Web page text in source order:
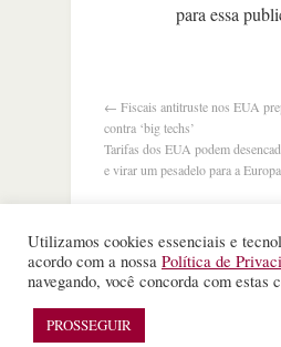
para essa
← Fiscais antitruste nos EUA
contra ‘big techs’
Tarifas dos EUA podem
e virar um pesadelo para a Europa
©Nota Alta ESPM. Todos
WordPress Theme
Utilizamos cookies essenciais e
acordo com a nossa Política de
navegando, você concorda com estas
PROSSEGUIR